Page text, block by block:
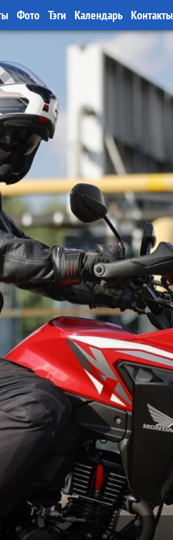
Фото Тэги Календарь Контакты